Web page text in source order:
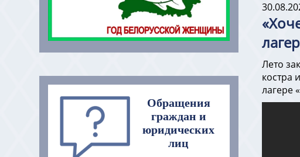
Обращения
граждан и
юридических
лиц
Лето
костра
лагере